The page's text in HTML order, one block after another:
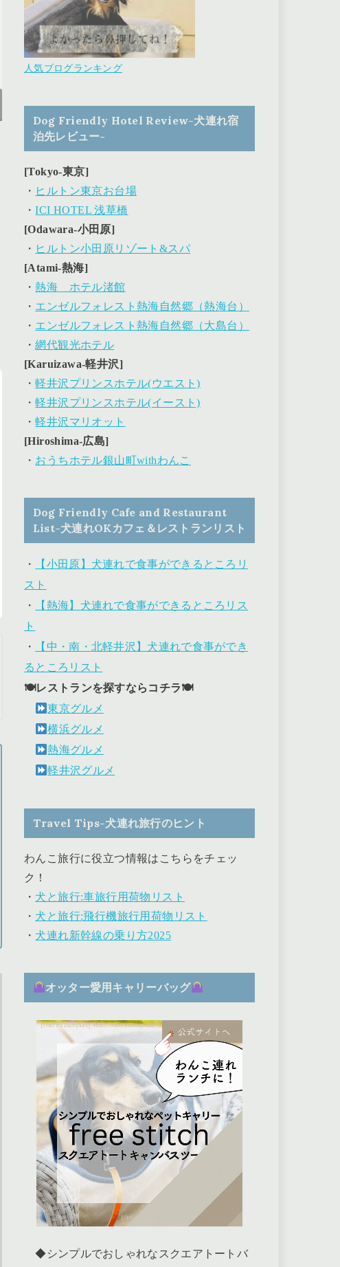
人気ブログランキング
Dog Friendly Hotel Review-犬連れ宿
泊先レビュー-
[Tokyo-東京]
・ ヒルトン東京お台場
・ICI HOTEL 浅草橋
[Odawara-小田原]
・ ヒルトン小田原リゾート&スパ
[Atami-熱海]
・熱海 ホテル渚館
・ エンゼルフォレスト熱海自然郷（熱海台）
・ エンゼルフォレスト熱海自然郷（大島台）
・網代観光ホテル
[Karuizawa-軽井沢]
・軽井沢プリンスホテル(ウエスト)
・軽井沢プリンスホテル(イースト)
・軽井沢マリオット
[Hiroshima-広島]
・ おうちホテル銀山町withわんこ
Dog Friendly Cafe and Restaurant
List-犬連れOKカフェ＆レストランリスト
・
【小田原】犬連れで食事ができるところリ
スト
・
【熱海】犬連れで食事ができるところリス
ト
・
【中・南・北軽井沢】犬連れで食事ができ
るところリスト
🍽レストランを探すならコチラ🍽
東京グルメ
横浜グルメ
熱海グルメ
軽井沢グルメ
Travel Tips-犬連れ旅行のヒント
わんこ旅行に役立つ情報はこちらをチェッ
ク！
・ 犬と旅行:車旅行用荷物リスト
・ 犬と旅行:飛行機旅行用荷物リスト
・ 犬連れ新幹線の乗り方2025
オッター愛用キャリーバッグ
◆シンプルでおしゃれなスクエアトートバ